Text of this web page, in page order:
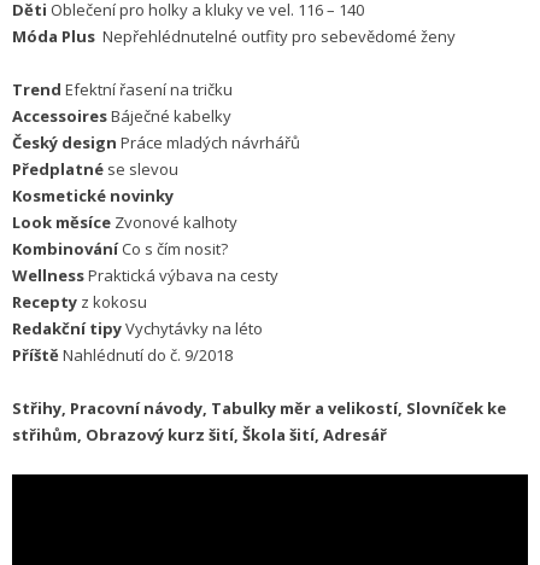
Děti Oblečení pro holky a kluky ve vel. 116 – 140
Móda Plus Nepřehlédnutelné outfity pro sebevědomé ženy
Trend Efektní řasení na tričku
AccessoiresBáječné kabelky
Český design Práce mladých návrhářů
Předplatné se slevou
Kosmetické novinky
Look měsíce Zvonové kalhoty
KombinováníCo s čím nosit?
WellnessPraktická výbava na cesty
Recepty z kokosu
Redakční tipyVychytávky na léto
Příště Nahlédnutí do č. 9/2018
Střihy, Pracovní návody, Tabulky měr a velikostí, Slovníček ke
střihům, Obrazový kurz šití, Škola šití, Adresář